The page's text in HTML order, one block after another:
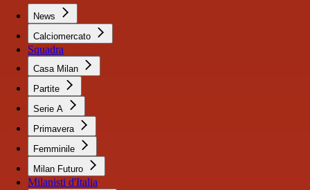
News
Calciomercato
Squadra
Casa Milan
Partite
Serie A
Primavera
Femminile
Milan Futuro
Milanisti d'Italia